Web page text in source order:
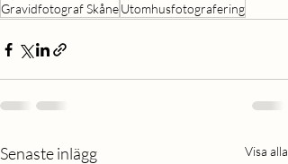
Gravidfotograf SkåneUtomhusfotografering
Senaste inlägg Visa alla